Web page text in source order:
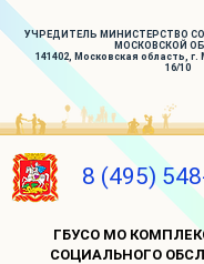
УЧРЕДИТЕЛЬ МИНИСТЕРСТВО
МОСКОВСКОЙ
141402, Московская область,
16/10
8 (495)
ГБУСО МО
СОЦИАЛЬНОГО